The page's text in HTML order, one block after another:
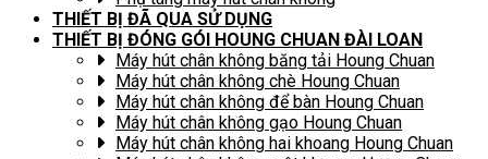
THIẾT BỊ ĐÃ QUA SỬ DỤNG
THIẾT BỊ ĐÓNG GÓI HOUNG CHUAN ĐÀI LOAN
Máy hút chân không băng tải Houng Chuan
Máy hút chân không chè Houng Chuan
Máy hút chân không để bàn Houng Chuan
Máy hút chân không gạo Houng Chuan
Máy hút chân không hai khoang Houng Chuan